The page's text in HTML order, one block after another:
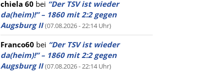
chiela 60 bei “Der TSV ist wieder
da(heim)!” – 1860 mit 2:2 gegen
Augsburg II (07.08.2026 - 22:14 Uhr)
Franco60 bei “Der TSV ist wieder
da(heim)!” – 1860 mit 2:2 gegen
Augsburg II (07.08.2026 - 22:14 Uhr)